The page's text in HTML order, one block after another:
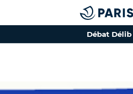
Top of the page
Débat Délib